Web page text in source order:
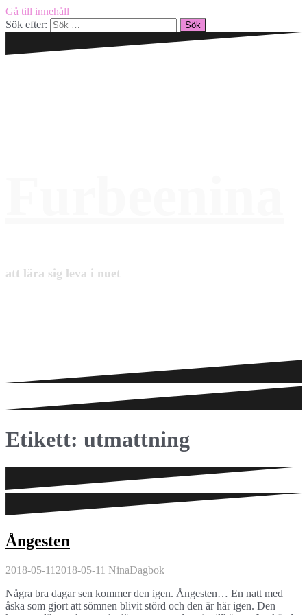
Gå till innehåll
Sök efter:
att lära sig leva i nuet
Etikett: utmattning
Ångesten
2018-05-11 2018-05-11 NinaDagbok
Några bra dagar sen kommer den igen. Ångesten… En natt med
åska som gjort att sömnen blivit störd och den är här igen. Den